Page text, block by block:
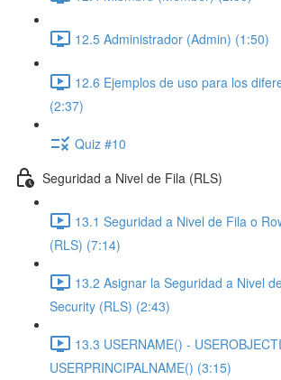
12.5 Administrador (Admin) (1:50)
12.6 Ejemplos de uso para los
(2:37)
Quiz #10
Seguridad a Nivel de Fila (RLS)
13.1 Seguridad a Nivel de Fila o
(RLS) (7:14)
13.2 Asignar la Seguridad a Nivel
Security (RLS) (2:43)
13.3 USERNAME() -
USERPRINCIPALNAME() (3:15)